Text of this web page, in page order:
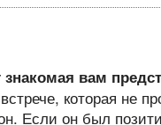
знакомая вам
которая не
Если он был